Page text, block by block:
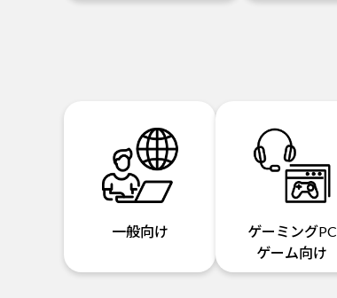
一般向け
ゲーミングPC
ゲーム向け